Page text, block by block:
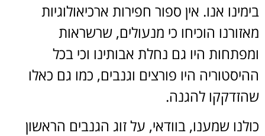
בימינו אנו. אין ספור חפירות ארכיאולוגיות
מאזורנו הוכיחו כי מנעולים, שרשראות
ומפתחות היו גם נחלת אבותינו וכי בכל
ההיסטוריה היו פורצים וגנבים, כמו גם כאלו
שהזדקקו להגנה.
כולנו שמענו, בוודאי, על זוג הגנבים הראשון